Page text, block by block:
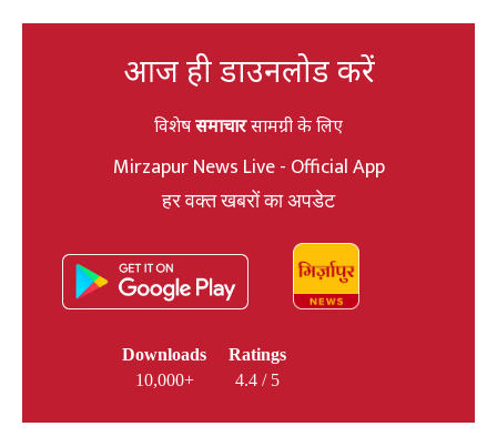
आज ही डाउनलोड करें
विशेषसमाचारसामग्री के लिए
Mirzapur News Live - Official App
हर वक्त खबरों का अपडेट
Downloads
10,000+
Ratings
4.4 / 5